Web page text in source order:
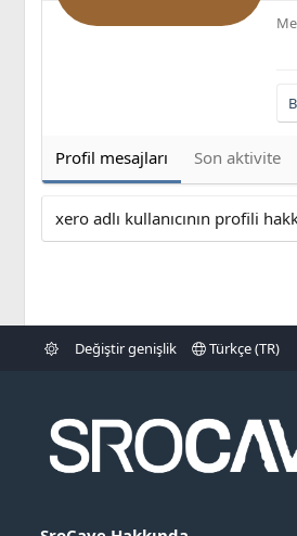
Profil mesajları Son aktivite
xero adlı kullanıcının profili
Değiştir genişlik Türkçe (TR)